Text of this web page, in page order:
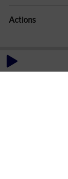
Actions
Commentaires